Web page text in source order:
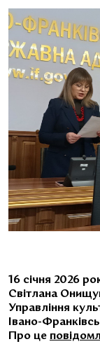
16 січня 2026
Світлана
Управління
Івано-
Про це